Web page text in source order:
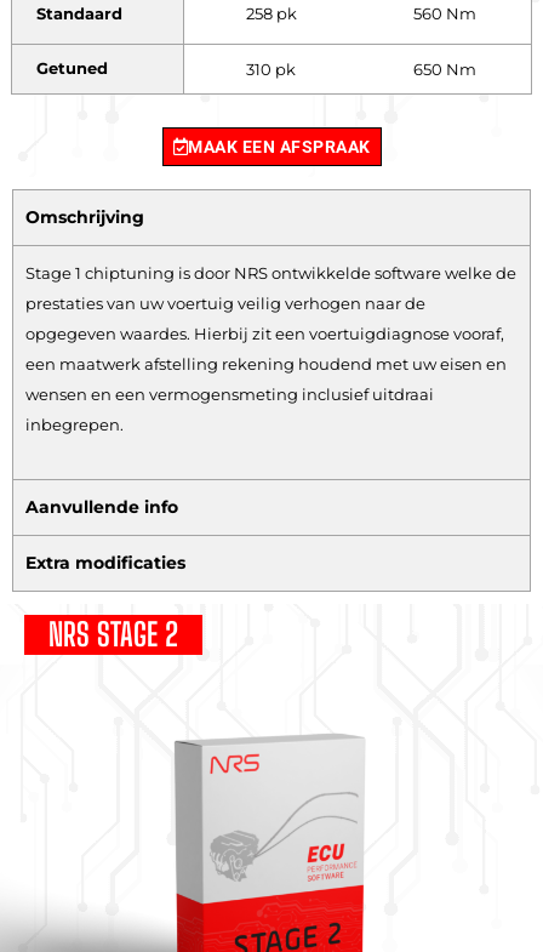
Standaard 258 pk 560 Nm
Getuned 310 pk 650 Nm
MAAK EEN AFSPRAAK
Omschrijving
Stage 1 chiptuning is door NRS ontwikkelde software welke de
prestaties van uw voertuig veilig verhogen naar de
opgegeven waardes. Hierbij zit een voertuigdiagnose vooraf,
een maatwerk afstelling rekening houdend met uw eisen en
wensen en een vermogensmeting inclusief uitdraai
inbegrepen.
Aanvullende info
Extra modificaties
NRS STAGE 2